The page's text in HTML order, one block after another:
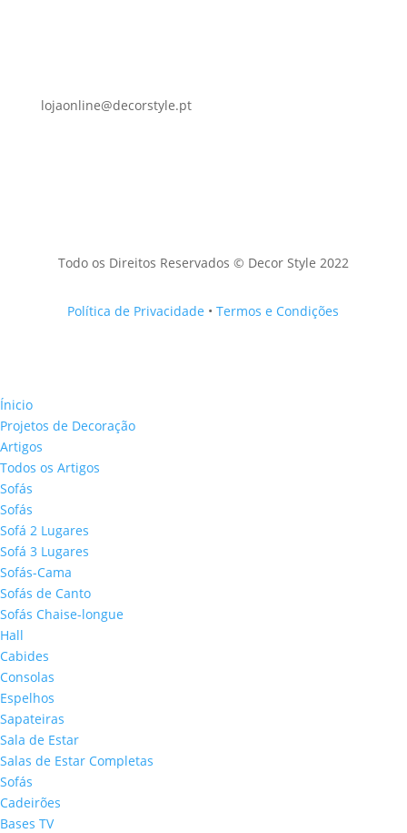
lojaonline@decorstyle.pt
Todo os Direitos Reservados © Decor Style 2022
Política de Privacidade •Termos e Condições
Ínicio
Projetos de Decoração
Artigos
Todos os Artigos
Sofás
Sofás
Sofá 2 Lugares
Sofá 3 Lugares
Sofás-Cama
Sofás de Canto
Sofás Chaise-longue
Hall
Cabides
Consolas
Espelhos
Sapateiras
Sala de Estar
Salas de Estar Completas
Sofás
Cadeirões
Bases TV